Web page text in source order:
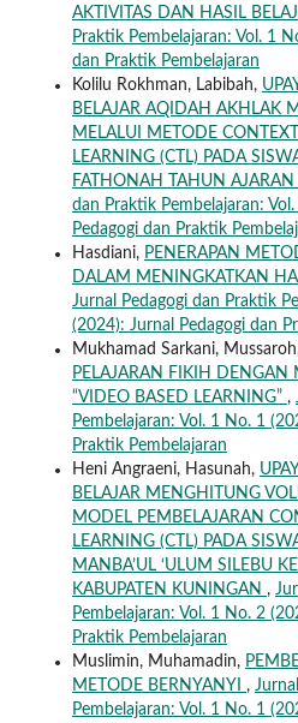
AKTIVITAS DAN HASIL
Praktik Pembelajaran: Vol. 1
dan Praktik Pembelajaran
Kolilu Rokhman, Labibah,
BELAJAR AQIDAH AKHLAK
MELALUI METODE
LEARNING (CTL) PADA
FATHONAH TAHUN
dan Praktik Pembelajaran:
Pedagogi dan Praktik
Hasdiani, PENERAPAN
DALAM MENINGKATKAN
Jurnal Pedagogi dan Praktik
(2024): Jurnal Pedagogi dan
Mukhamad Sarkani,
PELAJARAN FIKIH DENGAN
“VIDEO BASED LEARNING” ,
Pembelajaran: Vol. 1 No. 1
Praktik Pembelajaran
Heni Angraeni, Hasunah,
BELAJAR MENGHITUNG
MODEL PEMBELAJARAN
LEARNING (CTL) PADA
MANBA’UL ‘ULUM SILEBU
KABUPATEN KUNINGAN ,
Pembelajaran: Vol. 1 No. 2
Praktik Pembelajaran
Muslimin, Muhamadin,
METODE BERNYANYI ,
Pembelajaran: Vol. 1 No. 1